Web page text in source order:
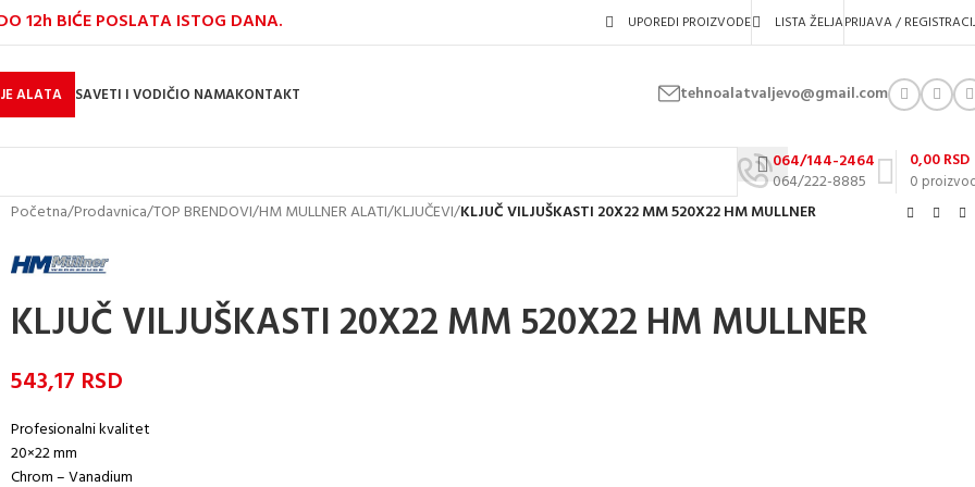
12h BIĆE POSLATA ISTOG DANA. UPOREDI PROIZVODE LISTA ŽELJAPRIJAVA /
ALATA SAVETI I VODIČIO NAMAKONTAKT tehnoalatvaljevo@gmail.com
064/144-2464
064/222-8885
0
0,00RSD
Početna/Prodavnica/TOP BRENDOVI/HM MULLNER ALATI/KLJUČEVI/KLJUČ VILJUŠKASTI 20X22 MM 520X22 HM MULLNER
KLJUČ VILJUŠKASTI 20X22 MM 520X22 HM MULLNER
543,17 RSD
Profesionalni kvalitet
20×22 mm
Chrom – Vanadium